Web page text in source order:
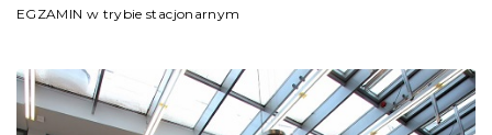
EGZAMIN w trybie stacjonarnym